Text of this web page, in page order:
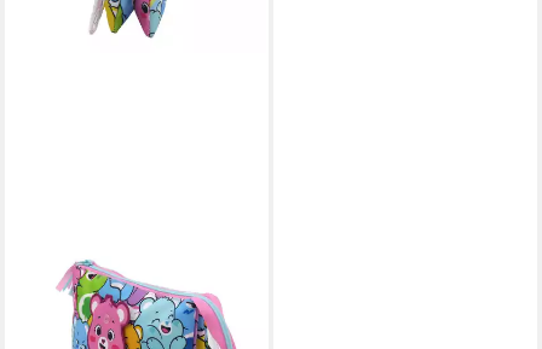
GLÜCKSBÄRCHIS
Federmäppchen Dreifach
Organizer mit Reißverschluss
14,95 €